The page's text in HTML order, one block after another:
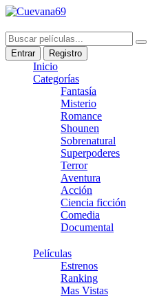
Entrar Registro
Inicio
Categorías
Fantasía
Misterio
Romance
Shounen
Sobrenatural
Superpoderes
Terror
Aventura
Acción
Ciencia ficción
Comedia
Documental
Películas
Estrenos
Ranking
Mas Vistas